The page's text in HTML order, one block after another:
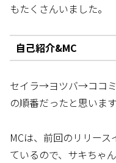
もたくさんいました。
自己紹介&MC
セイラ→ヨツバ→ココ
の順番だったと思います
MCは、前回のリリー
ているので、サキちゃ